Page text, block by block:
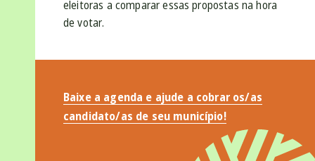
eleitoras a comparar essas propostas na hora
de votar.
Baixe a agenda e ajude a cobrar os/as
candidato/as de seu município!